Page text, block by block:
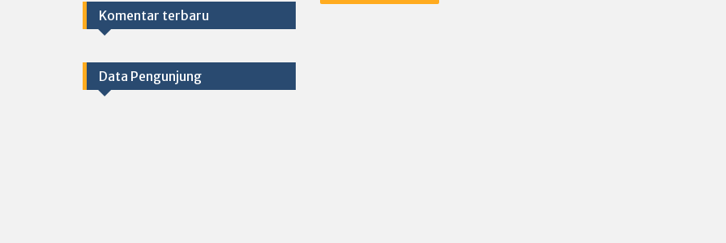
Komentar terbaru
Data Pengunjung